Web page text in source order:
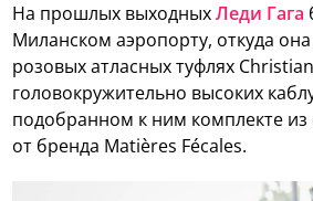
На прошлых выходныхЛеди Гага
Миланском аэропорту, откуда
розовых атласных туфлях
головокружительно высоких
подобранном к ним комплекте из
от бренда Matières Fécales.